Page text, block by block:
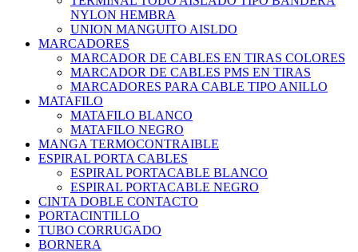
NYLON HEMBRA
UNION MANGUITO AISLDO
MARCADORES
MARCADOR DE CABLES EN TIRAS COLORES
MARCADOR DE CABLES PMS EN TIRAS
MARCADORES PARA CABLE TIPO ANILLO
MATAFILO
MATAFILO BLANCO
MATAFILO NEGRO
MANGA TERMOCONTRAIBLE
ESPIRAL PORTA CABLES
ESPIRAL PORTACABLE BLANCO
ESPIRAL PORTACABLE NEGRO
CINTA DOBLE CONTACTO
PORTACINTILLO
TUBO CORRUGADO
BORNERA